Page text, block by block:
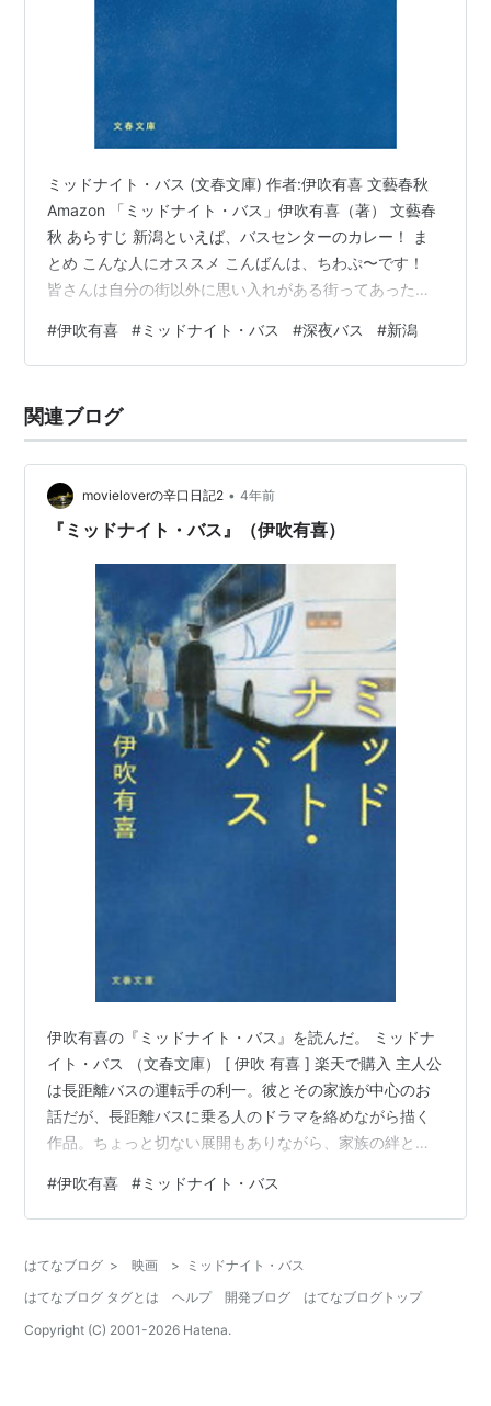
ミッドナイト・バス (文春文庫) 作者:伊吹有喜 文藝春秋
Amazon 「ミッドナイト・バス」伊吹有喜（著） 文藝春
秋 あらすじ 新潟といえば、バスセンターのカレー！ ま
とめ こんな人にオススメ こんばんは、ちわぷ〜です！
皆さんは自分の街以外に思い入れがある街ってあったり
新潟の街を舞台にした感動作をご紹介いたします☆ 「ミ
ッドナイト・バス」伊吹有喜（著） 文藝春秋 あらすじ
の利一は、離婚後に故郷の新潟に戻り運転士に転職し
た。 子供たちも成人し、東京には若い恋人がいる。 ある
#伊吹有喜 #ミッドナイト・バス #深夜バス #新潟
関連ブログ
movieloverの辛口日記2 • 4年前
『ミッドナイト・バス』（伊吹有喜）
伊吹有喜の『ミッドナイト・バス』を読んだ。 ミッドナ
イト・バス （文春文庫） [ 伊吹 有喜 ] 楽天で購入 主人公
は長距離バスの運転手の利一。彼とその家族が中心のお
話だが、長距離バスに乗る人のドラマを絡めながら描く
作品。ちょっと切ない展開もありながら、家族の絆と新
読んでよかったなぁと思える作品だ。
#伊吹有喜 #ミッドナイト・バス
はてなブログ > 映画 >
ミッドナイト・バス
はてなブログ タグとは
ヘルプ 開発ブログ
はてなブログトップ
Copyright (C) 2001-2026 Hatena.